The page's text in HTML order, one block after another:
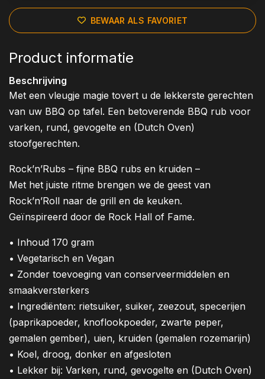
BEWAAR ALS FAVORIET
Product informatie
Beschrijving
Met een vleugje magie tovert u de lekkerste gerechten
van uw BBQ op tafel. Een betoverende BBQ rub voor
varken, rund, gevogelte en (Dutch Oven)
stoofgerechten.
Rock’n’Rubs – fijne BBQ rubs en kruiden –
Met het juiste ritme brengen we de geest van
Rock’n’Roll naar de grill en de keuken.
Geïnspireerd door de Rock Hall of Fame.
• Inhoud 170 gram
• Vegetarisch en Vegan
• Zonder toevoeging van conserveermiddelen en
smaakversterkers
• Ingrediënten: rietsuiker, suiker, zeezout, specerijen
(paprikapoeder, knoflookpoeder, zwarte peper,
gemalen gember), uien, kruiden (gemalen rozemarijn)
• Koel, droog, donker en afgesloten
• Lekker bij: Varken, rund, gevogelte en (Dutch Oven)